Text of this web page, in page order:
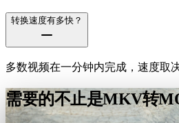
转换速度有多快？
多数视频在一分钟内完成，速度取
需要的不止是MKV转